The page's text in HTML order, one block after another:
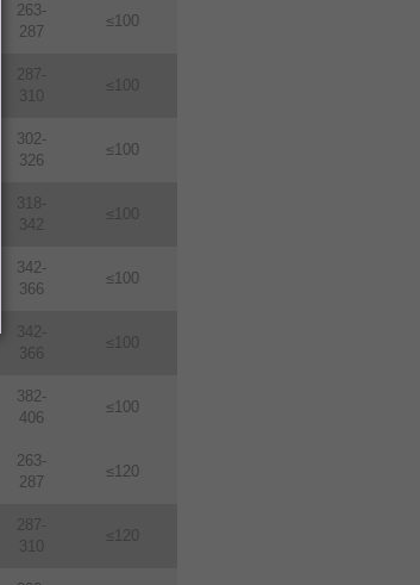
263-
287
≤100
287-
310
≤100
302-
326
≤100
318-
342
≤100
342-
366
≤100
342-
366
≤100
382-
406
≤100
263-
287
≤120
287-
310
≤120